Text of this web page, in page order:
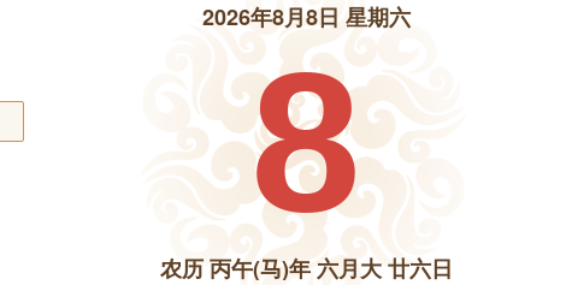
2026年8月8日 星期六
8
农历 丙午(马)年 六月大 廿六日